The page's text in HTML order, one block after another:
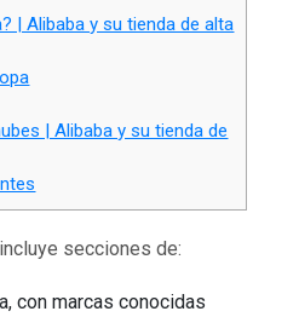
| Alibaba y su tienda de alta
| Alibaba y su tienda de
secciones de:
con marcas conocidas